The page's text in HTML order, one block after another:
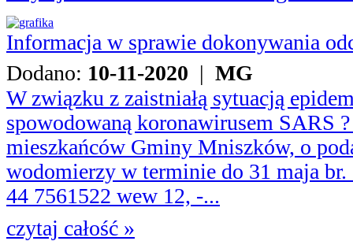
Informacja w sprawie dokonywania
Dodano: 10-11-2020 | MG
W związku z zaistniałą sytuacją
spowodowaną koronawirusem SARS
mieszkańców Gminy Mniszków, o
wodomierzy w terminie do 31 maja
44 7561522 wew 12, -...
czytaj całość »